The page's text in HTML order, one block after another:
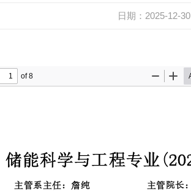
日期：2025-12-30